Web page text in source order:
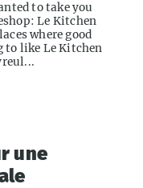
to take you
Le Kitchen
where good
to like Le Kitchen
une